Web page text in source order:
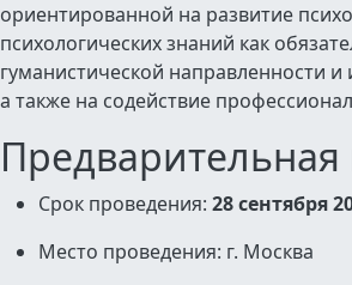
ориентированной на развитие
психологических знаний как
гуманистической направленности
а также на содействие
Срок проведения: 28 сентября
Место проведения: г. Москва